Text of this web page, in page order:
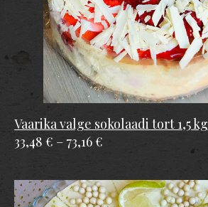
Vaarika valge sokolaadi tort 1,5 kg
33,48 € – 73,16 €